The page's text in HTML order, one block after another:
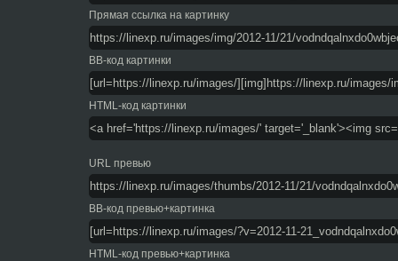
Прямая ссылка на картинку
BB-код картинки
HTML-код картинки
URL превью
BB-код превью+картинка
HTML-код превью+картинка